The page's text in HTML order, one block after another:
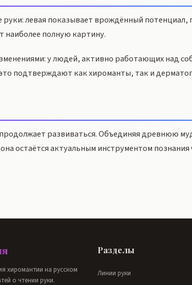
руки: левая показывает врождённый
наиболее полную картину.
у людей, активно работающих над
подтверждают как хироманты, так и
развиваться. Объединяя древнюю
остаётся актуальным инструментом познания
хиромантии на русском
о чтении руки.
Разделы
Линии руки